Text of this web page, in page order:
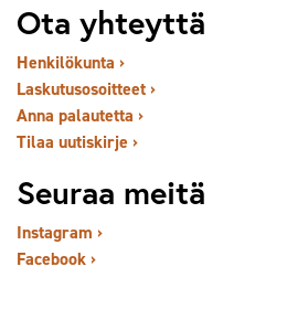
Ota yhteyttä
Henkilökunta ›
Laskutusosoitteet ›
Anna palautetta ›
Tilaa uutiskirje ›
Seuraa meitä
Instagram ›
Facebook ›